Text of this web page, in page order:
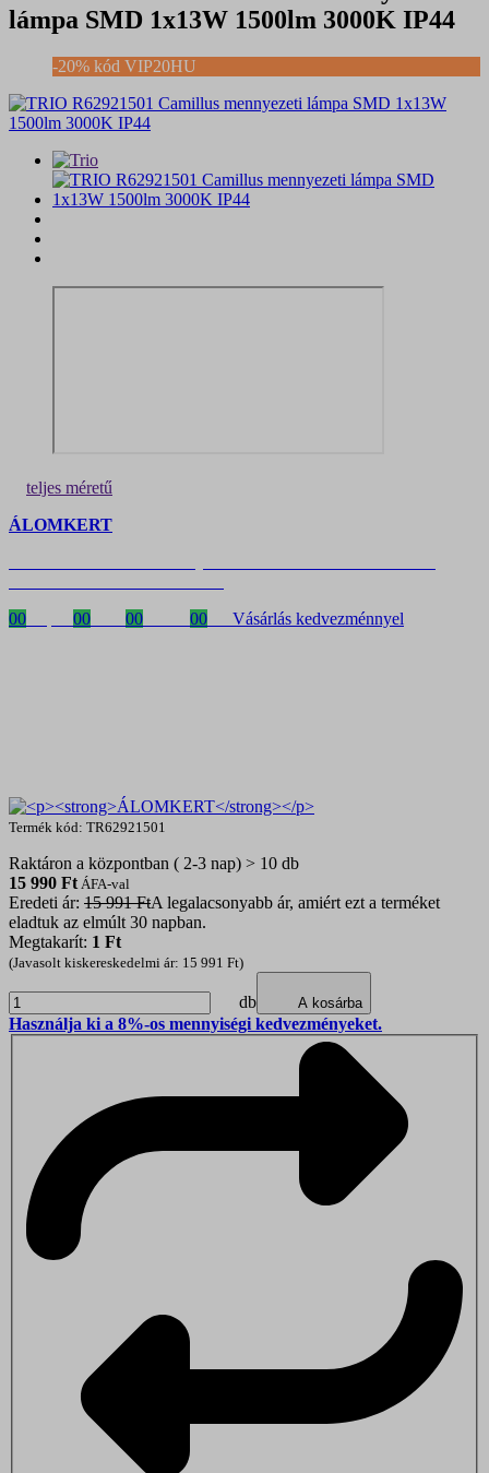
lámpa SMD 1x13W 1500lm 3000K IP44
-20% kód VIP20HU
teljes méretű
ÁLOMKERT
00
00 00 00 Vásárlás kedvezménnyel
Termék kód: TR62921501
Raktáron a központban ( 2-3 nap) > 10 db
15 990 Ft ÁFA-val
Eredeti ár: 15 991 FtA legalacsonyabb ár, amiért ezt a terméket
eladtuk az elmúlt 30 napban.
Megtakarít: 1 Ft
(Javasolt kiskereskedelmi ár: 15 991 Ft)
db A kosárba
Használja ki a 8%-os mennyiségi kedvezményeket.